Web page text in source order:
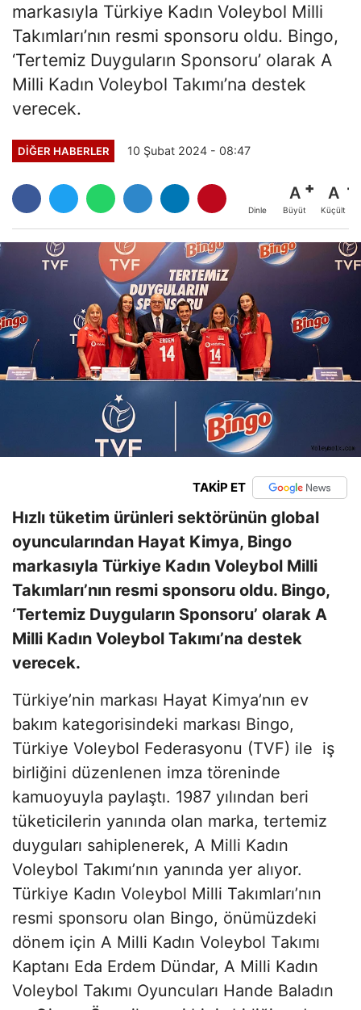
markasıyla Türkiye Kadın Voleybol Milli
Takımları’nın resmi sponsoru oldu. Bingo,
‘Tertemiz Duyguların Sponsoru’ olarak A
Milli Kadın Voleybol Takımı’na destek
verecek.
DIĞER HABERLER 10 Şubat 2024 - 08:47
Dinle
A
Büyüt
A
Küçült
TAKİP ET
Hızlı tüketim ürünleri sektörünün global
oyuncularından Hayat Kimya, Bingo
markasıyla Türkiye Kadın Voleybol Milli
Takımları’nın resmi sponsoru oldu. Bingo,
‘Tertemiz Duyguların Sponsoru’ olarak A
Milli Kadın Voleybol Takımı’na destek
verecek.
Türkiye’nin markası Hayat Kimya’nın ev
bakım kategorisindeki markası Bingo,
Türkiye Voleybol Federasyonu (TVF) ile iş
birliğini düzenlenen imza töreninde
kamuoyuyla paylaştı. 1987 yılından beri
tüketicilerin yanında olan marka, tertemiz
duyguları sahiplenerek, A Milli Kadın
Voleybol Takımı’nın yanında yer alıyor.
Türkiye Kadın Voleybol Milli Takımları’nın
resmi sponsoru olan Bingo, önümüzdeki
dönem için A Milli Kadın Voleybol Takımı
Kaptanı Eda Erdem Dündar, A Milli Kadın
Voleybol Takımı Oyuncuları Hande Baladın